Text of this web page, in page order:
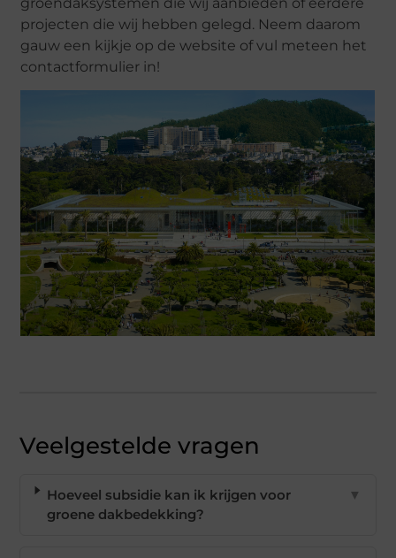
projecten die wij hebben gelegd. Neem daarom
gauw een kijkje op de website of vul meteen het
contactformulier in!
Veelgestelde vragen
Hoeveel subsidie kan ik krijgen voor
groene dakbedekking?
▼